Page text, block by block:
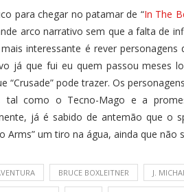
para chegar no patamar de “In The
arco narrativo sem que a falta de
interessante é rever
já que fui eu quem passou meses
“Crusade” pode trazer. Os
tal como o Tecno-Mago e a
já é sabido de antemão que o
Arms” um tiro na água, ainda que
BRUCE BOXLEITNER J.